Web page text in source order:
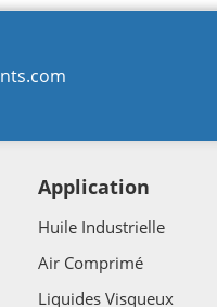
Application
Huile Industrielle
Air Comprimé
Liquides Visqueux